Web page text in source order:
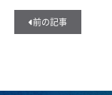
前の記事